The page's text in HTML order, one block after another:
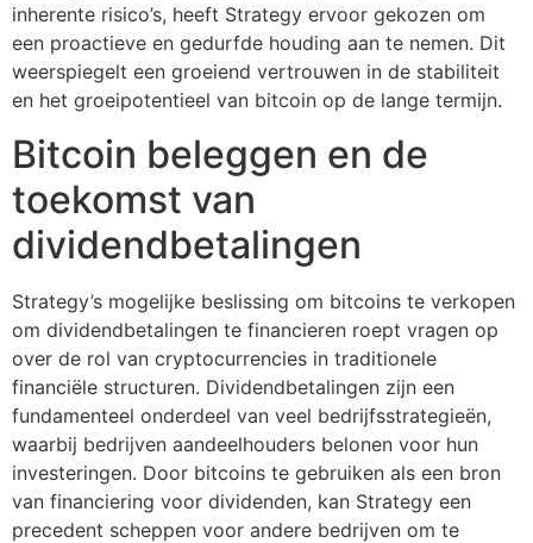
inherente risico’s, heeft Strategy ervoor gekozen om
een proactieve en gedurfde houding aan te nemen. Dit
weerspiegelt een groeiend vertrouwen in de stabiliteit
en het groeipotentieel van bitcoin op de lange termijn.
Bitcoin beleggen en de
toekomst van
dividendbetalingen
Strategy’s mogelijke beslissing om bitcoins te verkopen
om dividendbetalingen te financieren roept vragen op
over de rol van cryptocurrencies in traditionele
financiële structuren. Dividendbetalingen zijn een
fundamenteel onderdeel van veel bedrijfsstrategieën,
waarbij bedrijven aandeelhouders belonen voor hun
investeringen. Door bitcoins te gebruiken als een bron
van financiering voor dividenden, kan Strategy een
precedent scheppen voor andere bedrijven om te